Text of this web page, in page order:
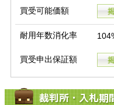
買受可能価額
耐用年数消化率
買受申出保証額
裁判所・入札期